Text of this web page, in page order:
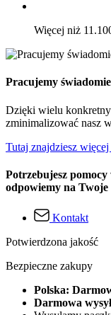
Więcej niż
Pracujemy
Dzięki wielu
zminimalizować nasz
Tutaj znajdziesz
Potrzebujesz
odpowiemy na
Kontakt
Potwierdzona jakość
Bezpieczne zakupy
Polska:
Darmowa